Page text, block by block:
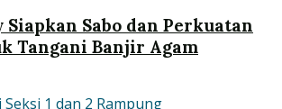
Sabo dan Perkuatan
Tangani Banjir Agam